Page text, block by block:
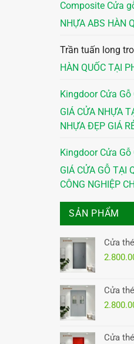
Composite Cửa
NHỰA ABS HÀN
Trần tuấn long
HÀN QUỐC TẠI
Kingdoor Cửa
GIÁ CỬA NHỰA
NHỰA ĐẸP GIÁ
Kingdoor Cửa
GIÁ CỬA GỖ TẠI
CÔNG NGHIỆP
SẢN PHẨM
Cửa
Cửa
Cửa